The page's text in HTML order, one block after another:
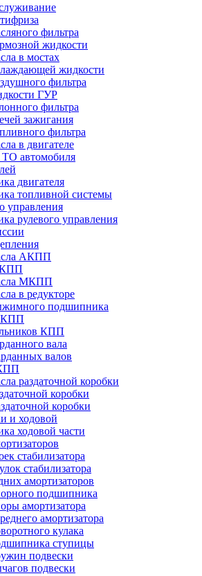
фильтра
жидкости
в мостах
жидкости
фильтра
ГУР
фильтра
зажигания
фильтра
в двигателе
автомобиля
двигателя
топливной системы
управления
рулевого управления
АКПП
МКПП
в редукторе
подшипника
КПП
вала
валов
раздаточной коробки
коробки
коробки
и ходовой
ходовой части
стабилизатора
стабилизатора
амортизаторов
подшипника
амортизатора
амортизатора
кулака
ступицы
подвески
подвески